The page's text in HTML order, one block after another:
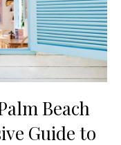
Beach
Guide to